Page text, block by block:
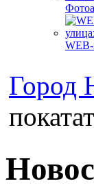
Город